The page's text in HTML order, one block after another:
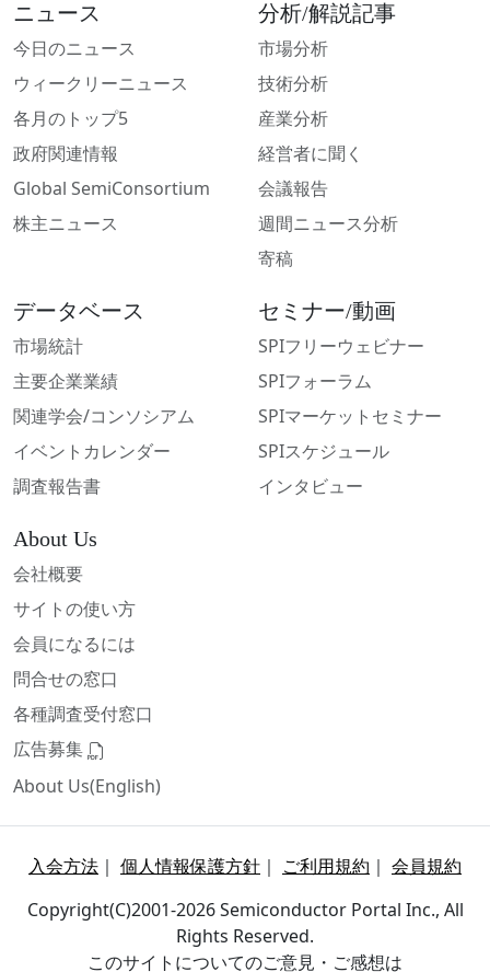
ニュース
今日のニュース
ウィークリーニュース
各月のトップ5
政府関連情報
Global SemiConsortium
株主ニュース
分析/解説記事
市場分析
技術分析
産業分析
経営者に聞く
会議報告
週間ニュース分析
寄稿
データベース
市場統計
主要企業業績
関連学会/コンソシアム
イベントカレンダー
調査報告書
セミナー/動画
SPIフリーウェビナー
SPIフォーラム
SPIマーケットセミナー
SPIスケジュール
インタビュー
About Us
会社概要
サイトの使い方
会員になるには
問合せの窓口
各種調査受付窓口
広告募集
About Us(English)
入会方法 ｜ 個人情報保護方針 ｜ ご利用規約 ｜ 会員規約
Copyright(C)2001-2026 Semiconductor Portal Inc., All
Rights Reserved.
このサイトについてのご意見・ご感想は